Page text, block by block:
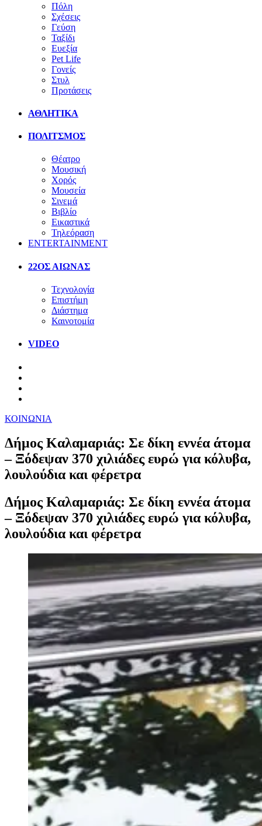
Πόλη
Σχέσεις
Γεύση
Ταξίδι
Ευεξία
Pet Life
Γονείς
Στυλ
Προτάσεις
ΑΘΛΗΤΙΚΑ
ΠΟΛΙΤΣΜΟΣ
Θέατρο
Μουσική
Χορός
Μουσεία
Σινεμά
Βιβλίο
Εικαστικά
Τηλεόραση
ENTERTAINMENT
22ΟΣ ΑΙΩΝΑΣ
Τεχνολογία
Επιστήμη
Διάστημα
Καινοτομία
VIDEO
ΚΟΙΝΩΝΙΑ
Δήμος Καλαμαριάς: Σε δίκη εννέα άτομα
– Ξόδεψαν 370 χιλιάδες ευρώ για κόλυβα,
λουλούδια και φέρετρα
Δήμος Καλαμαριάς: Σε δίκη εννέα άτομα
– Ξόδεψαν 370 χιλιάδες ευρώ για κόλυβα,
λουλούδια και φέρετρα